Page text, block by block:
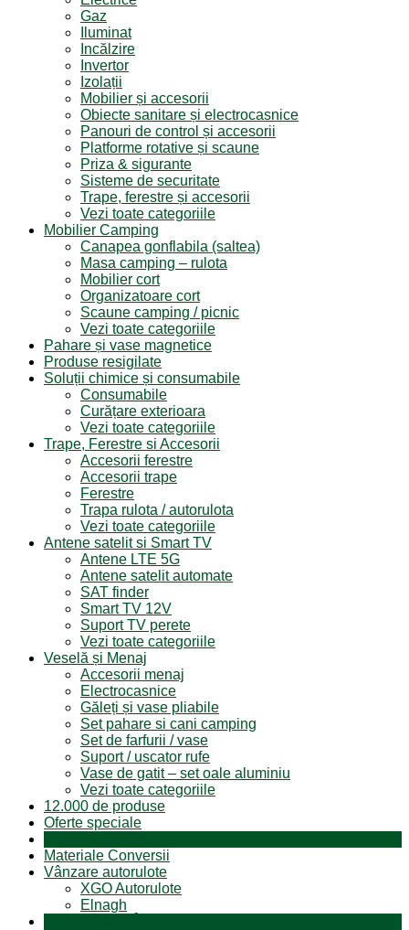
Gaz
Iluminat
Incălzire
Invertor
Izolații
Mobilier și accesorii
Obiecte sanitare și electrocasnice
Panouri de control și accesorii
Platforme rotative și scaune
Priza & sigurante
Sisteme de securitate
Trape, ferestre și accesorii
Vezi toate categoriile
Mobilier Camping
Canapea gonflabila (saltea)
Masa camping – rulota
Mobilier cort
Organizatoare cort
Scaune camping / picnic
Vezi toate categoriile
Pahare și vase magnetice
Produse resigilate
Soluții chimice și consumabile
Consumabile
Curățare exterioara
Vezi toate categoriile
Trape, Ferestre si Accesorii
Accesorii ferestre
Accesorii trape
Ferestre
Trapa rulota / autorulota
Vezi toate categoriile
Antene satelit si Smart TV
Antene LTE 5G
Antene satelit automate
SAT finder
Smart TV 12V
Suport TV perete
Vezi toate categoriile
Veselă și Menaj
Accesorii menaj
Electrocasnice
Găleți și vase pliabile
Set pahare si cani camping
Set de farfurii / vase
Suport / uscator rufe
Vase de gatit – set oale aluminiu
Vezi toate categoriile
12.000 de produse
Oferte speciale
Materiale Conversii
Vânzare autorulote
XGO Autorulote
Elnagh